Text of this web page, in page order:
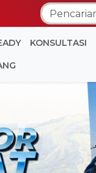
KONSULTASI